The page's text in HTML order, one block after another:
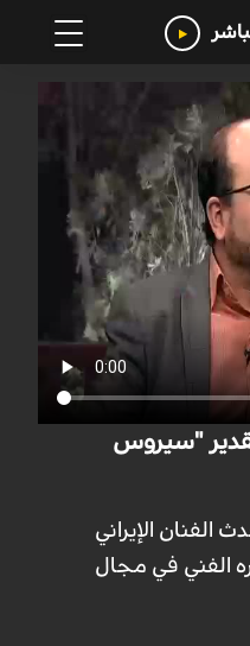
"سيروس
الفنان الإيراني
الفني في مجال